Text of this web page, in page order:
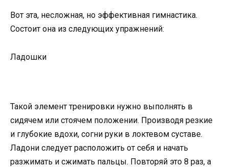
Вот эта, несложная, но эффективная гимнастика.
Состоит она из следующих упражнений:
Ладошки
Такой элемент тренировки нужно выполнять в
сидячем или стоячем положении. Производя резкие
и глубокие вдохи, согни руки в локтевом суставе.
Ладони следует расположить от себя и начать
разжимать и сжимать пальцы. Повторяй это 8 раз, а